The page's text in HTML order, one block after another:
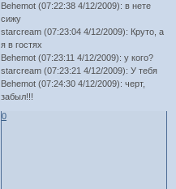
Behemot (07:22:38 4/12/2009): в нете
сижу
starcream (07:23:04 4/12/2009): Круто, а
я в гостях
Behemot (07:23:11 4/12/2009): у кого?
starcream (07:23:21 4/12/2009): У тебя
Behemot (07:24:30 4/12/2009): черт,
забыл!!!
0